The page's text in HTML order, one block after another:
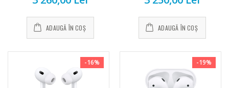
ADAUGĂ ÎN COȘ ADAUGĂ ÎN COȘ
-16% -19%